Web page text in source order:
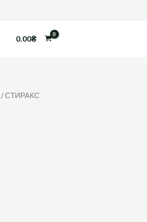
0.00₴
/ СТИРАКС